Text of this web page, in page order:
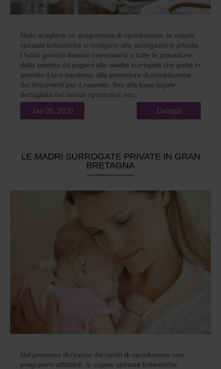
Nello scegliere un programma di riproduzione, le coppie
sposate britanniche si rivolgono alla surrogazione privata.
I futuri genitori devono interessarsi a tutte le procedure,
dalla somma da pagare alla madre surrogata che porta in
grembo il loro bambino, alla procedura di compilazione
dei documenti per il neonato, fino alla base legale
dettagliata dei servizi riproduttivi, ecc.
Jan 05, 2020 Dettagli
LE MADRI SURROGATE PRIVATE IN GRAN
BRETAGNA
Nel processo di ricerca dei centri di riproduzione con
programmi affidabili, le coppie sposate britanniche